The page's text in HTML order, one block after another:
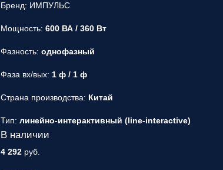
Бренд: ИМПУЛЬС
Мощность:600 ВА / 360 Вт
Фазность:однофазный
Фаза вх/вых: 1 ф / 1 ф
Страна производства: Китай
Тип:линейно-интерактивный (line-interactive)
В наличии
4 292 руб.